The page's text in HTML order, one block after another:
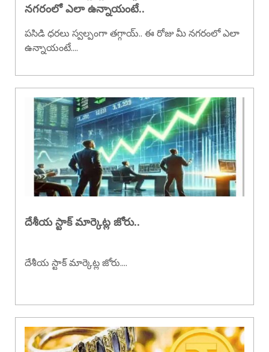
నగరంలో ఎలా ఉన్నాయంటే..
పసిడి ధరలు స్వల్పంగా తగ్గాయ్.. ఈ రోజు మీ నగరంలో ఎలా
ఉన్నాయంటే....
దేశీయ స్టాక్ మార్కెట్ల జోరు..
దేశీయ స్టాక్ మార్కెట్ల జోరు....